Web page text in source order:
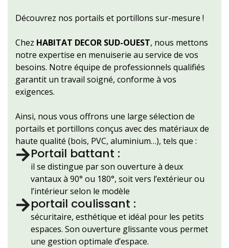
Découvrez nos portails et portillons sur-mesure !
Chez HABITAT DECOR SUD-OUEST, nous mettons
notre expertise en menuiserie au service de vos
besoins. Notre équipe de professionnels qualifiés
garantit un travail soigné, conforme à vos
exigences.
Ainsi, nous vous offrons une large sélection de
portails et portillons conçus avec des matériaux de
haute qualité (bois, PVC, aluminium…), tels que :
Portail battant :
il se distingue par son ouverture à deux
vantaux à 90° ou 180°, soit vers l’extérieur ou
l’intérieur selon le modèle
portail coulissant :
sécuritaire, esthétique et idéal pour les petits
espaces. Son ouverture glissante vous permet
une gestion optimale d’espace.